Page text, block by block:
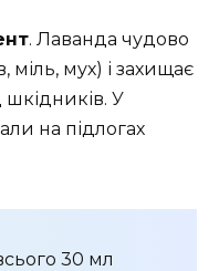
. Лаванда чудово
міль, мух) і захищає
шкідників. У
на підлогах
30 мл